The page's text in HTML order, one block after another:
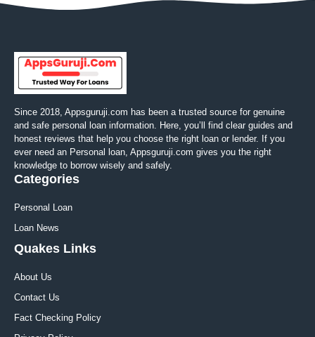
Since 2018, Appsguruji.com has been a trusted source for genuine
and safe personal loan information. Here, you’ll find clear guides and
honest reviews that help you choose the right loan or lender. If you
ever need an Personal loan, Appsguruji.com gives you the right
knowledge to borrow wisely and safely.
Categories
Personal Loan
Loan News
Quakes Links
About Us
Contact Us
Fact Checking Policy